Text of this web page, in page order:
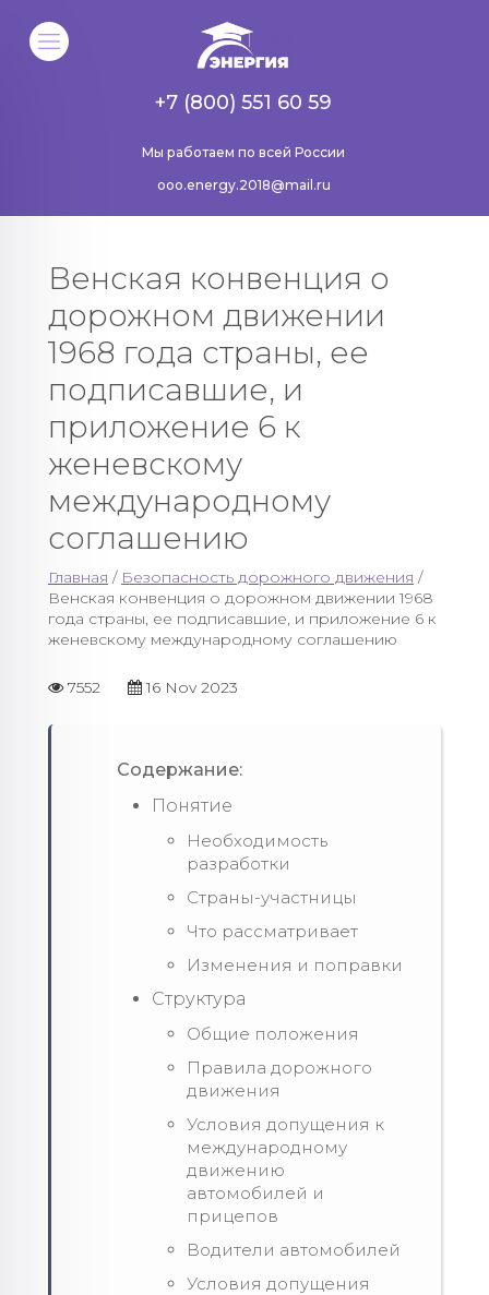
Мы работаем по всей России
+7 (800) 551 60 59
ooo.energy.2018@mail.ru
Венская конвенция о
дорожном движении
1968 года страны, ее
подписавшие, и
приложение 6 к
женевскому
международному
соглашению
Главная / Безопасность дорожного движения /
Венская конвенция о дорожном движении 1968
года страны, ее подписавшие, и приложение 6 к
женевскому международному соглашению
7552 16 Nov 2023
Содержание:
Понятие
Необходимость
разработки
Страны-участницы
Что рассматривает
Изменения и поправки
Структура
Общие положения
Правила дорожного
движения
Условия допущения к
международному
движению
автомобилей и
прицепов
Водители автомобилей
Условия допущения